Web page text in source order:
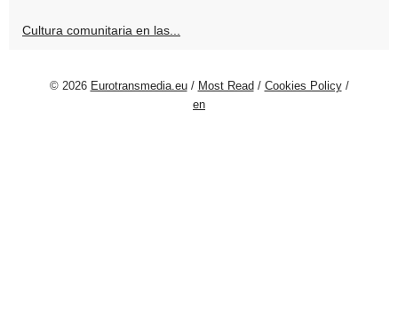
Cultura comunitaria en las...
© 2026 Eurotransmedia.eu/ Most Read / Cookies Policy/
en